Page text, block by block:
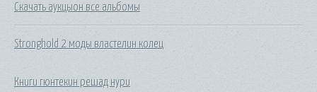
Скачать аукцыон все альбомы
Stronghold 2 моды властелин колец
Книги гюнтекин решад нури